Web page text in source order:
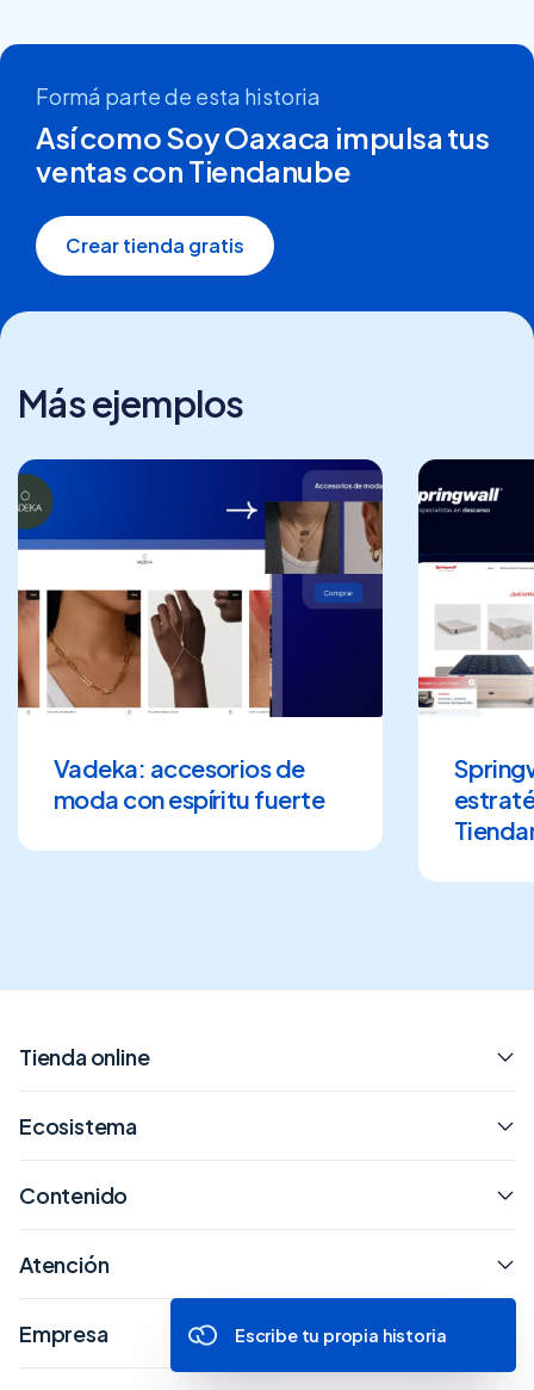
Formá parte de esta historia
Así como Soy Oaxaca impulsa tus
ventas con Tiendanube
Crear tienda gratis
Más ejemplos
Vadeka: accesorios de
moda con espíritu fuerte
Tienda online
Ecosistema
Contenido
Atención
Empresa Escribe tu propia historia